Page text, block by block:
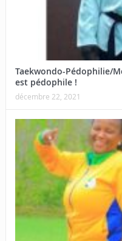
Taekwondo-Pédophilie/
est pédophile !
décembre 22, 2021